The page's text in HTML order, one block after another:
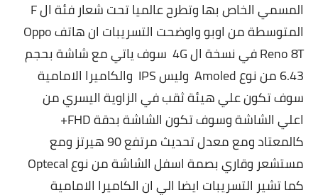
المتوسطة من اوبو واوضحت التسريبات ان هاتف Oppo
Reno 8T في نسخة ال 4G سوف ياتي مع شاشة بحجم
6.43 من نوع Amoled وليس IPS والكاميرا الامامية
سوف تكون علي هيئة ثقب في الزاوية اليسري من
اعلي الشاشة وسوف تكون الشاشة بدقة FHD+
كالمعتاد ومع معدل تحديث مرتفع 90 هيرتز ومع
مستشعر وقاري بصمة اسفل الشاشة من نوع Optecal
كما تشير التسريبات ايضا الي ان الكاميرا الامامية